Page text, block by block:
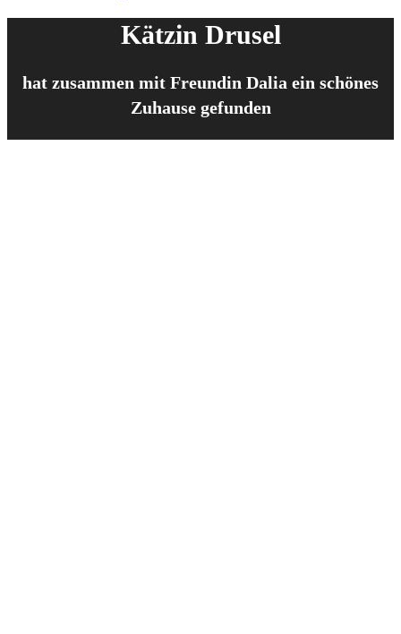
Kätzin Drusel
hat zusammen mit Freundin Dalia ein schönes
Zuhause gefunden